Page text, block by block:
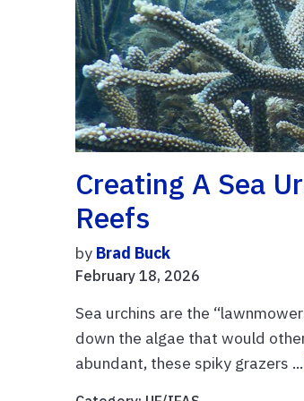
Creating A Sea
Reefs
by Brad Buck
February 18, 2026
Sea urchins are the
down the algae that would
abundant, these spiky grazers ...